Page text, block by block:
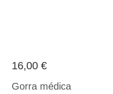
16,00 €
Gorra médica